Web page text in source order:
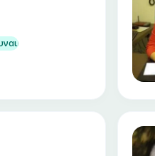
υπέρηχος – τεστ Παπ)